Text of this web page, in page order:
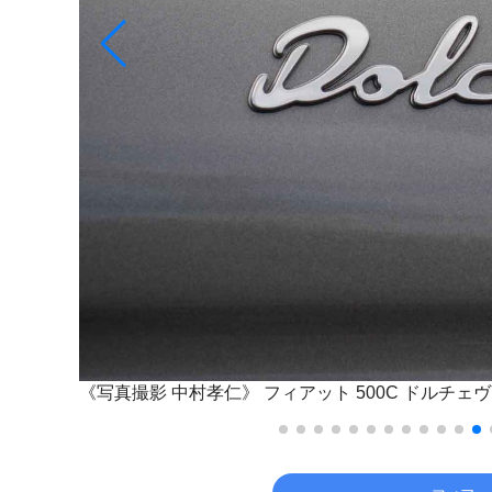
《写真撮影 中村孝仁》 フィアット 500C ドルチェ